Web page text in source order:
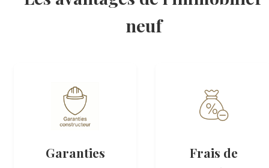
neuf
Garanties
Frais de